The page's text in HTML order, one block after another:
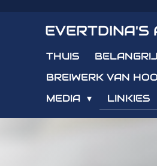
EVERTDINA'S
THUIS
BREIWERK VAN
MEDIA
LINKIES